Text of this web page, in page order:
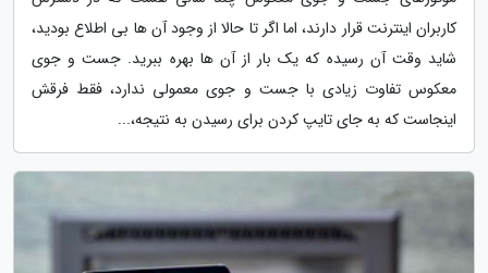
کاربران اینترنت قرار دارند، اما اگر تا حالا از وجود آن ها بی اطلاع بودید،
شاید وقت آن رسیده که یک بار از آن ها بهره ببرید. جست و جوی
معکوس تفاوت زیادی با جست و جوی معمولی ندارد، فقط فرقش
اینجاست که به جای تایپ کردن برای رسیدن به نتیجه،...